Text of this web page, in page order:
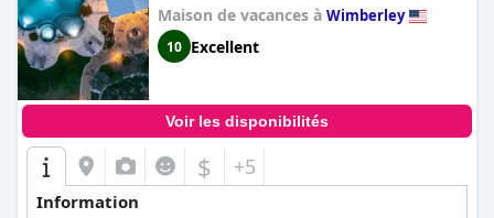
Maison de vacances à Wimberley
10 Excellent
Voir les disponibilités
$ +5
Information